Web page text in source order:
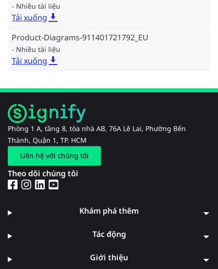
Nhiều tài liệu
Tải xuống
Product-Diagrams-911401721792_EU
Nhiều tài liệu
Tải xuống
Phòng 1 A, tầng 8, tòa nhà AB, 76A Lê Lai, Phường Bến
Thành, Quận 1, TP. HCM
Liên hệ với chúng tôi
Theo dõi chúng tôi
Khám phá thêm
Tác động
Giới thiệu